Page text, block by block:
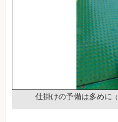
仕掛けの予備は多めに